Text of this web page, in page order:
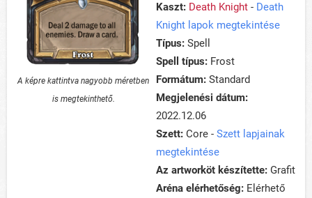
A képre kattintva nagyobb méretben
is megtekinthető.
Kaszt: Death Knight - Death
Knight lapok megtekintése
Típus: Spell
Spell típus: Frost
Formátum: Standard
Megjelenési dátum:
2022.12.06
Szett: Core - Szett lapjainak
megtekintése
Az artworköt készítette: Grafit
Aréna elérhetőség: Elérhető